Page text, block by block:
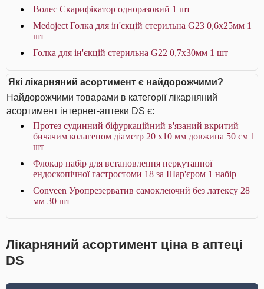
Волес Скарифікатор одноразовий 1 шт
Medoject Голка для ін'єкцій стерильна G23 0,6х25мм 1
шт
Голка для ін'єкцій стерильна G22 0,7х30мм 1 шт
Які лікарняний асортимент є найдорожчими?
Найдорожчими товарами в категорії лікарняний
асортимент інтернет-аптеки DS є:
Протез судинний біфуркаційний в'язаний вкритий
бичачим колагеном діаметр 20 х10 мм довжина 50 см 1
шт
Флокар набір для встановлення перкутанної
ендоскопічної гастростоми 18 за Шар'єром 1 набір
Conveen Уропрезерватив самоклеючий без латексу 28
мм 30 шт
Лікарняний асортимент ціна в аптеці
DS